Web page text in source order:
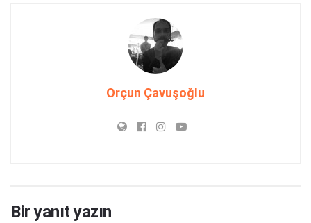
Orçun Çavuşoğlu
Bir yanıt yazın